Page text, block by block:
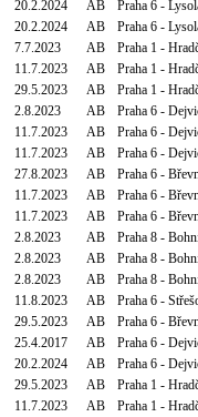
20.2.2024 AB
Praha 6 -
20.2.2024 AB
Praha 6 -
7.7.2023 AB
Praha 1 -
11.7.2023 AB
Praha 1 -
29.5.2023 AB
Praha 1 -
2.8.2023 AB
Praha 6 -
11.7.2023 AB
Praha 6 -
11.7.2023 AB
Praha 6 -
27.8.2023 AB
Praha 6 -
11.7.2023 AB
Praha 6 -
11.7.2023 AB
Praha 6 -
2.8.2023 AB
Praha 8 -
2.8.2023 AB
Praha 8 -
2.8.2023 AB
Praha 8 -
11.8.2023 AB
Praha 6 -
29.5.2023 AB
Praha 6 -
25.4.2017 AB
Praha 6 -
20.2.2024 AB
Praha 6 -
29.5.2023 AB
Praha 1 -
11.7.2023 AB Praha 1 -